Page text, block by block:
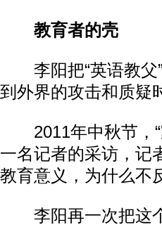
教育者的壳
李阳把“英语教父”
到外界的攻击和质疑
2011年中秋节，“
一名记者的采访，记
教育意义，为什么不
李阳再一次把这个